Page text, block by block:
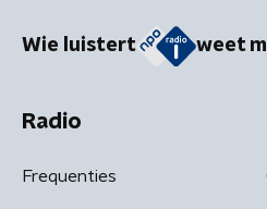
Wie luistert weet
Radio
Frequenties